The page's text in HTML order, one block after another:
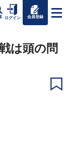
ログイン 会員登録
は頭の問